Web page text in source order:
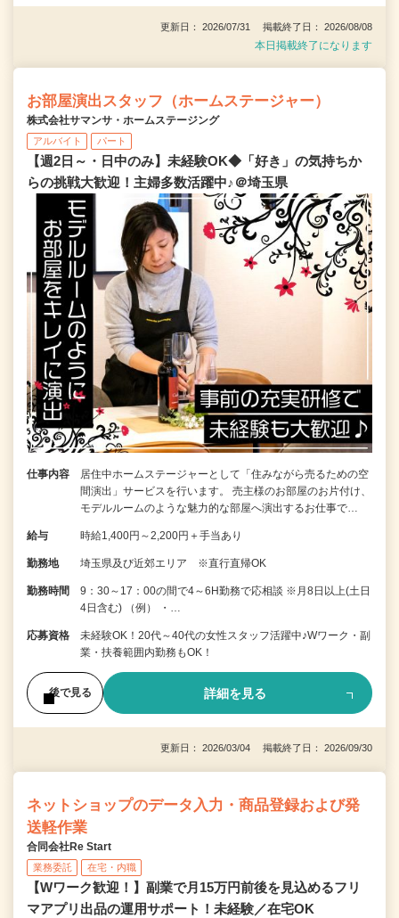
更新日： 2026/07/31 掲載終了日： 2026/08/08
本日掲載終了になります
お部屋演出スタッフ（ホームステージャー）
株式会社サマンサ・ホームステージング
アルバイト パート
【週2日～・日中のみ】未経験OK◆「好き」の気持ちか
らの挑戦大歓迎！主婦多数活躍中♪＠埼玉県
仕事内容
居住中ホームステージャーとして「住みながら売るための空
間演出」サービスを行います。 売主様のお部屋のお片付け、
モデルルームのような魅力的な部屋へ演出するお仕事で…
給与 時給1,400円～2,200円＋手当あり
勤務地 埼玉県及び近郊エリア ※直行直帰OK
勤務時間
9：30～17：00の間で4～6H勤務で応相談 ※月8日以上(土日
4日含む) （例） ・…
応募資格
未経験OK！20代～40代の女性スタッフ活躍中♪Wワーク・副
業・扶養範囲内勤務もOK！
後で見る 詳細を見る
更新日： 2026/03/04 掲載終了日： 2026/09/30
ネットショップのデータ入力・商品登録および発
送軽作業
合同会社Re Start
業務委託 在宅・内職
【Wワーク歓迎！】副業で月15万円前後を見込めるフリ
マアプリ出品の運用サポート！未経験／在宅OK